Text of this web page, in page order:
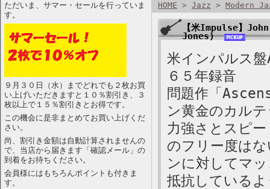
ただいま、サマー・セールを行っていま
す。
９月３０日（水）までどれでも２枚お買
い上げいただきますと１０％割引き、３
枚以上で１５％割引きとお得です。
この機会に是非まとめてお買い上げくだ
さい。
尚、割引き金額は自動計算されませんの
で、当店から届きます「確認メール」の
到着をお待ちください。
会員様にはもちろんポイントも付きま
す。
HOME > Jazz > Modern
【米Impulse】
Jones)
米インパルス
６５年録音
問題作「
ン黄金のカル
力強さとスピ
のフリー度は
ンに対してマ
抵抗している